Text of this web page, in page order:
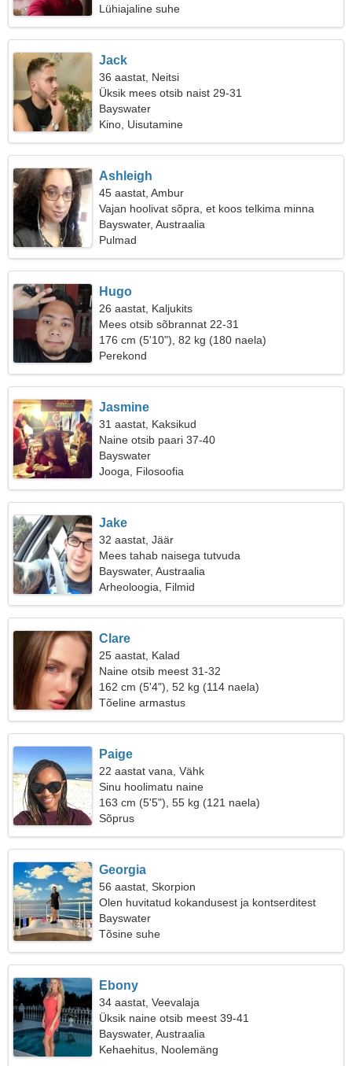
Lühiajaline suhe
Jack
36 aastat, Neitsi
Üksik mees otsib naist 29-31
Bayswater
Kino, Uisutamine
Ashleigh
45 aastat, Ambur
Vajan hoolivat sõpra, et koos telkima minna
Bayswater, Austraalia
Pulmad
Hugo
26 aastat, Kaljukits
Mees otsib sõbrannat 22-31
176 cm (5'10"), 82 kg (180 naela)
Perekond
Jasmine
31 aastat, Kaksikud
Naine otsib paari 37-40
Bayswater
Jooga, Filosoofia
Jake
32 aastat, Jäär
Mees tahab naisega tutvuda
Bayswater, Austraalia
Arheoloogia, Filmid
Clare
25 aastat, Kalad
Naine otsib meest 31-32
162 cm (5'4"), 52 kg (114 naela)
Tõeline armastus
Paige
22 aastat vana, Vähk
Sinu hoolimatu naine
163 cm (5'5"), 55 kg (121 naela)
Sõprus
Georgia
56 aastat, Skorpion
Olen huvitatud kokandusest ja kontserditest
Bayswater
Tõsine suhe
Ebony
34 aastat, Veevalaja
Üksik naine otsib meest 39-41
Bayswater, Austraalia
Kehaehitus, Noolemäng